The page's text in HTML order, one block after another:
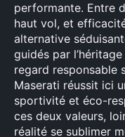
performante. Entre
haut vol, et
alternative
guidés par
regard responsable
Maserati réussit ici
sportivité et éco-
ces deux valeurs,
réalité se sublimer